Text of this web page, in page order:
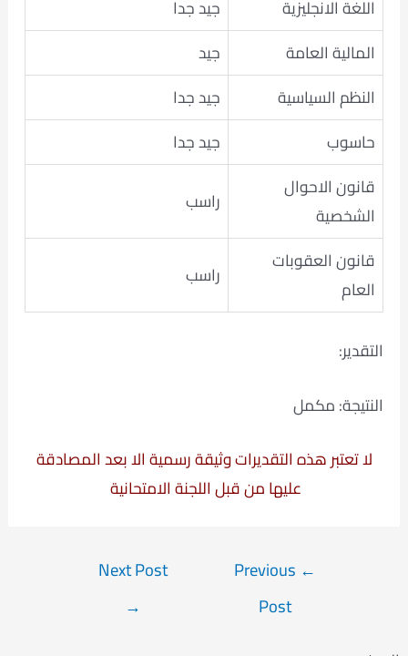
اللغة الانجليزية
جيد جدا
المالية العامة
جيد
النظم السياسية
جيد جدا
حاسوب
جيد جدا
قانون الاحوال
الشخصية
راسب
قانون العقوبات
العام
راسب
التقدير:
النتيجة: مكمل
لا تعتبر هذه التقديرات وثيقة رسمية الا بعد المصادقة
عليها من قبل اللجنة الامتحانية
←
Previous
Post
Next Post
→